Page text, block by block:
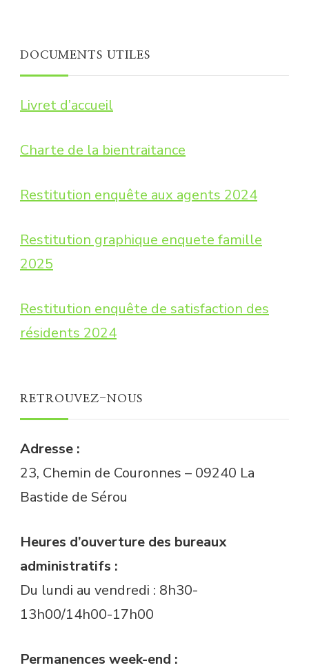
DOCUMENTS UTILES
Livret d’accueil
Charte de la bientraitance
Restitution enquête aux agents 2024
Restitution graphique enquete famille
2025
Restitution enquête de satisfaction des
résidents 2024
RETROUVEZ-NOUS
Adresse :
23, Chemin de Couronnes – 09240 La
Bastide de Sérou
Heures d’ouverture des bureaux
administratifs :
Du lundi au vendredi : 8h30-
13h00/14h00-17h00
Permanences week-end :